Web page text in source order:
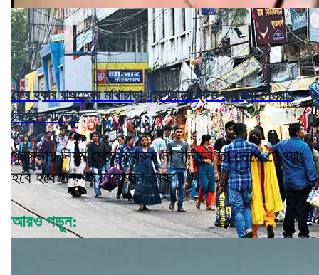
ফের হকার রাজত্বের মাথাচাড়া, পুরসভাকে দ্রুত ব্যবস্থা নেওয়ার
নির্দেশ নবান্নের
পুরসভার নিয়ম মেনে বাথরুম না বানালে তা ভেঙে দেওয়া
হবে হবে সাফ জানিয়েছেন মেয়র।
আরও পড়ুন: